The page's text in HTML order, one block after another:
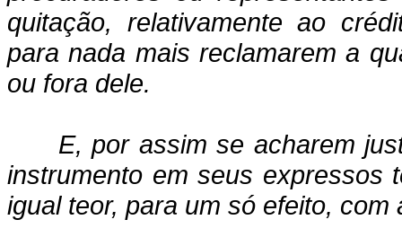
quitação, relativamente ao
para nada mais reclamarem a
ou fora dele.
E, por assim se acharem
instrumento em seus expressos
igual teor, para um só efeito,